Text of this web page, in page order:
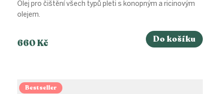
660 Kč Do košíku
Olej pro čištění všech typů pleti s konopným a ricinovým
olejem.
Bestseller